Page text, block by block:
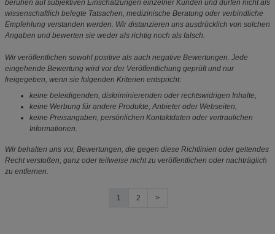
beruhen auf subjektiven Einschätzungen einzelner Kunden und dürfen nicht als
wissenschaftlich belegte Tatsachen, medizinische Beratung oder verbindliche
Empfehlung verstanden werden. Wir distanzieren uns ausdrücklich von solchen
Angaben und bewerten sie weder als richtig noch als falsch.
Wir veröffentlichen sowohl positive als auch negative Bewertungen. Jede
eingehende Bewertung wird vor der Veröffentlichung geprüft und nur
freigegeben, wenn sie folgenden Kriterien entspricht:
keine beleidigenden, diskriminierenden oder rechtswidrigen Inhalte,
keine Werbung für andere Produkte, Anbieter oder Webseiten,
keine Preisangaben, persönlichen Kontaktdaten oder vertraulichen
Informationen.
Wir behalten uns vor, Bewertungen, die gegen diese Richtlinien oder geltendes
Recht verstoßen, ganz oder teilweise nicht zu veröffentlichen oder nachträglich
zu entfernen.
1 2 >